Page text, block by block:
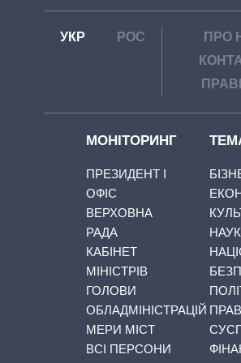
УКР РОС
ПРО
МОНІТОРИНГ
ПРЕЗИДЕНТ І
ОФІС
ВЕРХОВНА
РАДА
КАБІНЕТ
МІНІСТРІВ
ГОЛОВИ
ОБЛАДМІНІСТРАЦІЙ
МЕРИ МІСТ
ВСІ ПЕРСОНИ